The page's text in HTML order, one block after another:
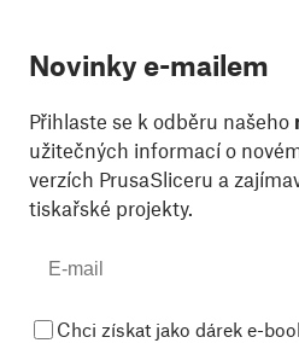
Novinky e-mailem
Přihlaste se k odběru našeho
užitečných informací o
verzích PrusaSliceru a
tiskařské projekty.
Chci získat jako dárek e-